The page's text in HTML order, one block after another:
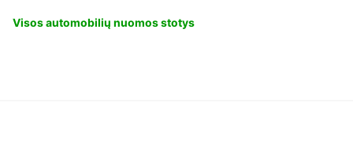
Visos automobilių nuomos stotys